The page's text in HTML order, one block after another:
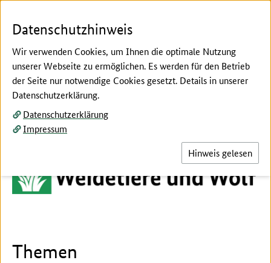
Willkommen beim:
Themen
Datenschutzhinweis
Wir verwenden Cookies, um Ihnen die optimale Nutzung
unserer Webseite zu ermöglichen. Es werden für den Betrieb
der Seite nur notwendige Cookies gesetzt. Details in unserer
Datenschutzerklärung.
Datenschutzerklärung
Impressum
Hinweis gelesen